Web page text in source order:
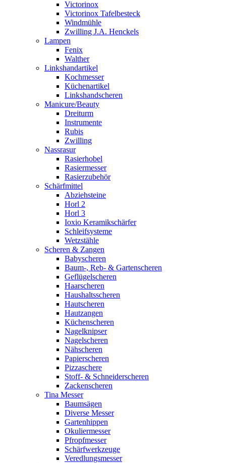
Victorinox
Victorinox Tafelbesteck
Windmühle
Zwilling J.A. Henckels
Lampen
Fenix
Walther
Linkshandartikel
Kochmesser
Küchenartikel
Linkshandscheren
Manicure/Beauty
Dreiturm
Instrumente
Rubis
Zwilling
Nassrasur
Rasierhobel
Rasiermesser
Rasierzubehör
Schärfmittel
Abziehsteine
Horl 2
Horl 3
Ioxio Keramikschärfer
Schleifsysteme
Wetzstähle
Scheren & Zangen
Babyscheren
Baum-, Reb- & Gartenscheren
Geflügelscheren
Haarscheren
Haushaltsscheren
Hautscheren
Hautzangen
Küchenscheren
Nagelknipser
Nagelscheren
Nähscheren
Papierscheren
Pizzaschere
Stoff- & Schneiderscheren
Zackenscheren
Tina Messer
Baumsägen
Diverse Messer
Gartenhippen
Okuliermesser
Pfropfmesser
Schärfwerkzeuge
Veredlungsmesser